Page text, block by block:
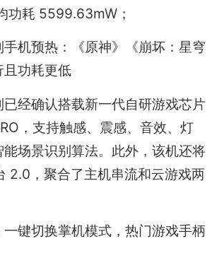
功耗 5599.63mW；
机预热：《原神》《崩坏：星穹
功耗更低
经确认搭载新一代自研游戏芯片
，支持触感、震感、音效、灯
场景识别算法。此外，该机还将
2.0，聚合了主机串流和云游戏两
键切换掌机模式，热门游戏手柄